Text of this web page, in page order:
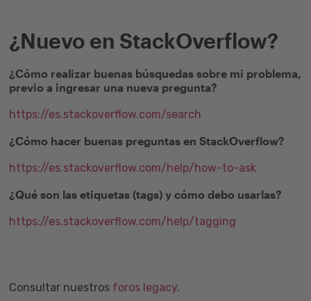
¿Nuevo en StackOverflow?
¿Cómo realizar buenas búsquedas sobre mi problema,
previo a ingresar una nueva pregunta?
https://es.stackoverflow.com/search
¿Cómo hacer buenas preguntas en StackOverflow?
https://es.stackoverflow.com/help/how-to-ask
¿Qué son las etiquetas (tags) y cómo debo usarlas?
https://es.stackoverflow.com/help/tagging
Consultar nuestros foros legacy.